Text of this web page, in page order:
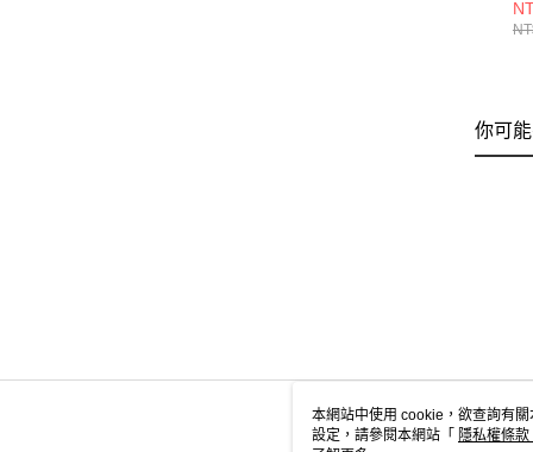
你可
本網站中使用 cookie，欲查詢有
設定，請參閱本網站「 隱私權條款